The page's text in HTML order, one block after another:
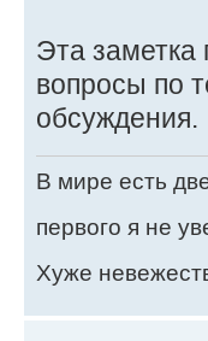
Эта заметка
вопроcы по
обсуждения.
В мире есть
первого я не
Хуже